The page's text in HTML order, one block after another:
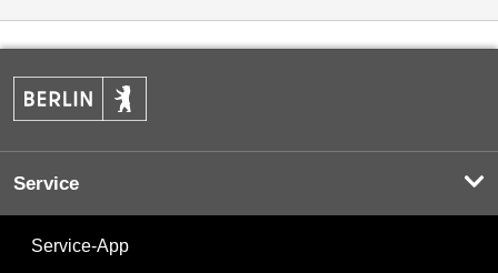
Service
Service-App